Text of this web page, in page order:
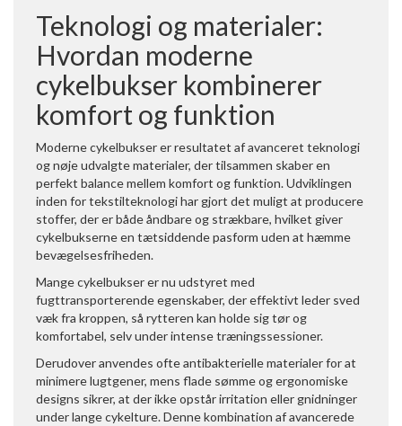
Teknologi og materialer:
Hvordan moderne
cykelbukser kombinerer
komfort og funktion
Moderne cykelbukser er resultatet af avanceret teknologi
og nøje udvalgte materialer, der tilsammen skaber en
perfekt balance mellem komfort og funktion. Udviklingen
inden for tekstilteknologi har gjort det muligt at producere
stoffer, der er både åndbare og strækbare, hvilket giver
cykelbukserne en tætsiddende pasform uden at hæmme
bevægelsesfriheden.
Mange cykelbukser er nu udstyret med
fugttransporterende egenskaber, der effektivt leder sved
væk fra kroppen, så rytteren kan holde sig tør og
komfortabel, selv under intense træningssessioner.
Derudover anvendes ofte antibakterielle materialer for at
minimere lugtgener, mens flade sømme og ergonomiske
designs sikrer, at der ikke opstår irritation eller gnidninger
under lange cykelture. Denne kombination af avancerede